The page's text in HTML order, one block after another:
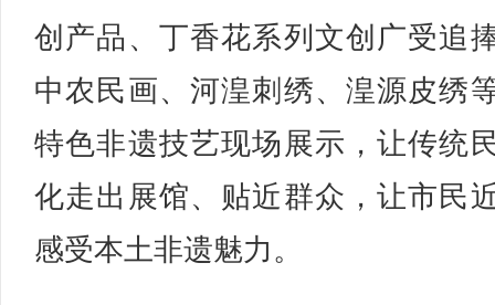
创产品、丁香花系列文创广受追
中农民画、河湟刺绣、湟源皮绣
特色非遗技艺现场展示，让传统
化走出展馆、贴近群众，让市民
感受本土非遗魅力。